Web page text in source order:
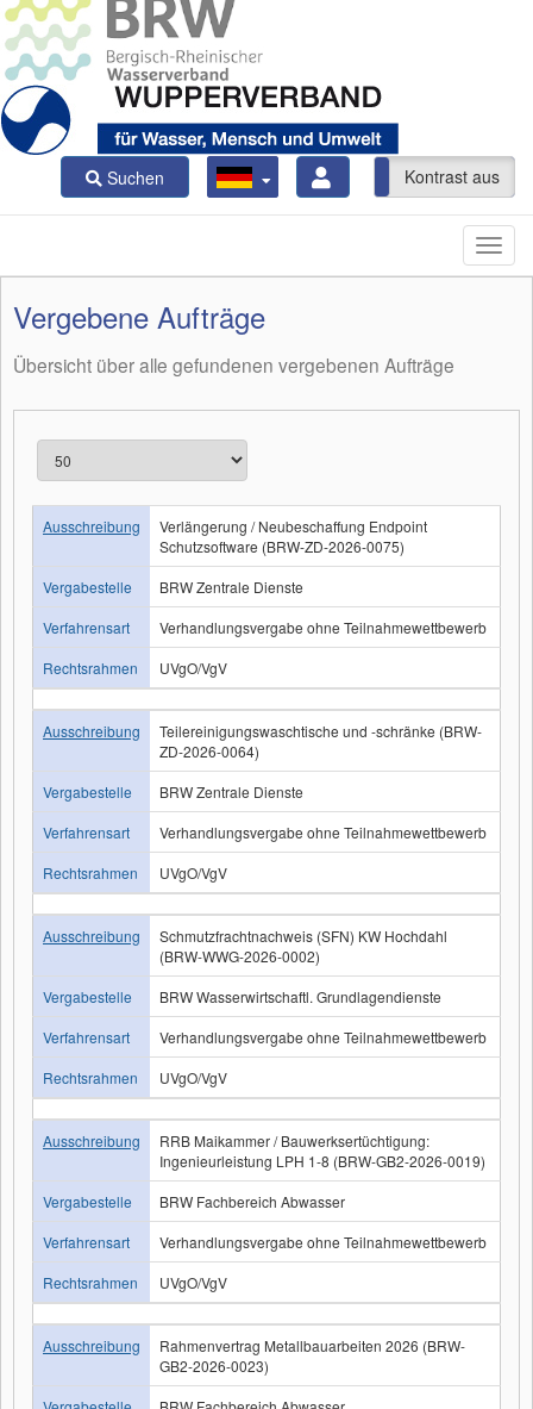
Suchen Kontrast ein Kontrast aus
Vergebene Aufträge
Übersicht über alle gefundenen vergebenen Aufträge
Ausschreibung
Verlängerung / Neubeschaffung Endpoint
Schutzsoftware (BRW-ZD-2026-0075)
Vergabestelle
BRW Zentrale Dienste
Verfahrensart
Verhandlungsvergabe ohne Teilnahmewettbewerb
Rechtsrahmen
UVgO/VgV
Ausschreibung
Teilereinigungswaschtische und -schränke (BRW-
ZD-2026-0064)
Vergabestelle
BRW Zentrale Dienste
Verfahrensart
Verhandlungsvergabe ohne Teilnahmewettbewerb
Rechtsrahmen
UVgO/VgV
Ausschreibung
Schmutzfrachtnachweis (SFN) KW Hochdahl
(BRW-WWG-2026-0002)
Vergabestelle
BRW Wasserwirtschaftl. Grundlagendienste
Verfahrensart
Verhandlungsvergabe ohne Teilnahmewettbewerb
Rechtsrahmen
UVgO/VgV
Ausschreibung
RRB Maikammer / Bauwerksertüchtigung:
Ingenieurleistung LPH 1-8 (BRW-GB2-2026-0019)
Vergabestelle
BRW Fachbereich Abwasser
Verfahrensart
Verhandlungsvergabe ohne Teilnahmewettbewerb
Rechtsrahmen
UVgO/VgV
Ausschreibung
Rahmenvertrag Metallbauarbeiten 2026 (BRW-
GB2-2026-0023)